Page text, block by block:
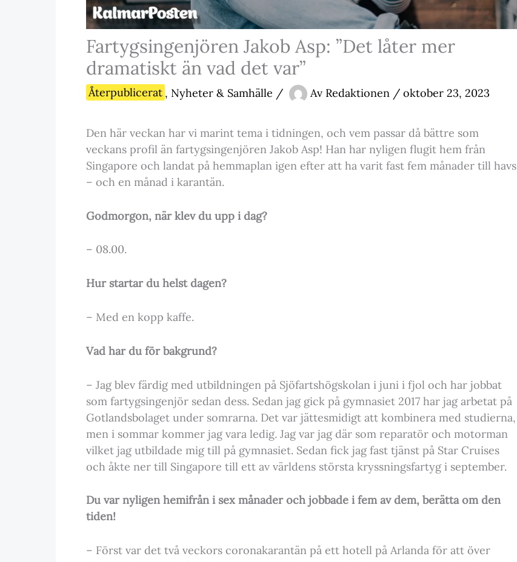
Fartygsingenjören Jakob Asp: ”Det låter mer
dramatiskt än vad det var”
Återpublicerat , Nyheter & Samhälle / Av Redaktionen / oktober 23, 2023
Den här veckan har vi marint tema i tidningen, och vem passar då bättre som
veckans profil än fartygsingenjören Jakob Asp! Han har nyligen flugit hem från
Singapore och landat på hemmaplan igen efter att ha varit fast fem månader till havs
– och en månad i karantän.
Godmorgon, när klev du upp i dag?
– 08.00.
Hur startar du helst dagen?
– Med en kopp kaffe.
Vad har du för bakgrund?
– Jag blev färdig med utbildningen på Sjöfartshögskolan i juni i fjol och har jobbat
som fartygsingenjör sedan dess. Sedan jag gick på gymnasiet 2017 har jag arbetat på
Gotlandsbolaget under somrarna. Det var jättesmidigt att kombinera med studierna,
men i sommar kommer jag vara ledig. Jag var jag där som reparatör och motorman
vilket jag utbildade mig till på gymnasiet. Sedan fick jag fast tjänst på Star Cruises
och åkte ner till Singapore till ett av världens största kryssningsfartyg i september.
Du var nyligen hemifrån i sex månader och jobbade i fem av dem, berätta om den
tiden!
– Först var det två veckors coronakarantän på ett hotell på Arlanda för att över